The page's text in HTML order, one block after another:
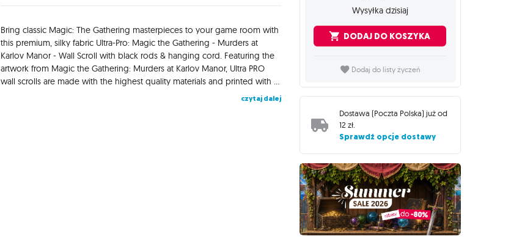
Bring classic Magic: The Gathering masterpieces to your game room with
this premium, silky fabric Ultra-Pro: Magic the Gathering - Murders at
Karlov Manor - Wall Scroll with black rods & hanging cord. Featuring the
artwork from Magic the Gathering: Murders at Karlov Manor, Ultra PRO
wall scrolls are made with the highest quality materials and printed with vibrant, full color, high-resolution details on fabric that's soft and silky to the touch. Dimensions are approximately 16 x 37.4 in. This officially licensed product is made only by Ultra PRO International - authenticity can be verified by our "UP" logo imprint on the rod ends. High quality materials make this wall scroll a perfect way to decorate your game room! Premium soft, silky fabric construction with high quality rods & rope for secure hanging Dimensions are approximately 16 x 37.4 inches
czytaj dalej
Wysyłka dzisiaj
DODAJ DO KOSZYKA
Dodaj do listy życzeń
Dostawa (Poczta Polska) już od
12 zł.
Sprawdź opcje dostawy